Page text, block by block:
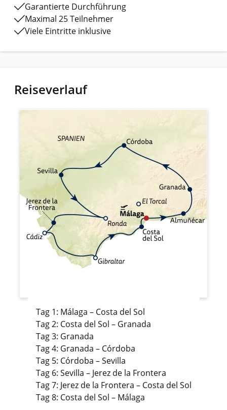
Garantierte Durchführung
Maximal 25 Teilnehmer
Viele Eintritte inklusive
Reiseverlauf
Tag 1: Málaga – Costa del Sol
Tag 2: Costa del Sol – Granada
Tag 3: Granada
Tag 4: Granada – Córdoba
Tag 5: Córdoba – Sevilla
Tag 6: Sevilla – Jerez de la Frontera
Tag 7: Jerez de la Frontera – Costa del Sol
Tag 8: Costa del Sol – Málaga